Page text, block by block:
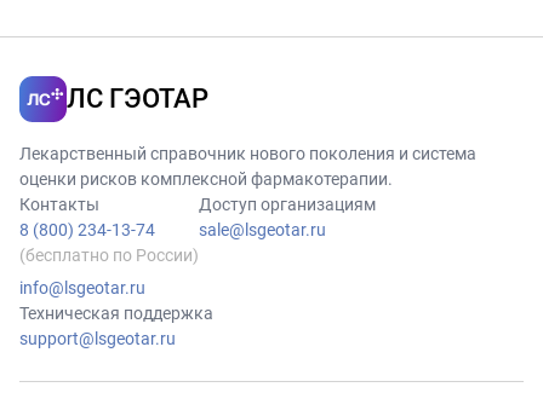
ЛС ГЭОТАР
Лекарственный справочник нового поколения и система
оценки рисков комплексной фармакотерапии.
Контакты
8 (800) 234-13-74
(бесплатно по России)
info@lsgeotar.ru
Доступ организациям
sale@lsgeotar.ru
Техническая поддержка
support@lsgeotar.ru